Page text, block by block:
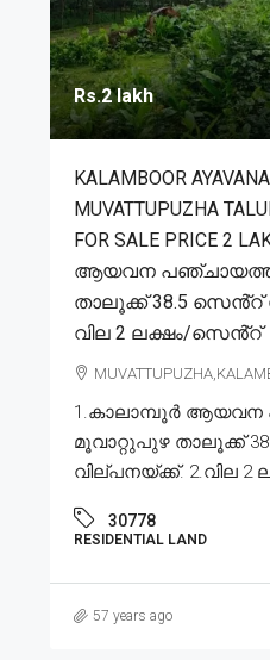
Rs.2 lakh
KALAMBOOR
MUVATTUPUZHA
FOR SALE PRICE 2
ആയവന പഞ്ചായത്ത്
താലൂക്ക് 38.5
വില 2 ലക്ഷം/സെൻ്റ്
1.കാലാമ്പൂർ
മൂവാറ്റുപുഴ താലൂക്ക്
വില്പനയ്ക്ക്. 2.വില 2
30778
RESIDENTIAL LAND
57 years ago